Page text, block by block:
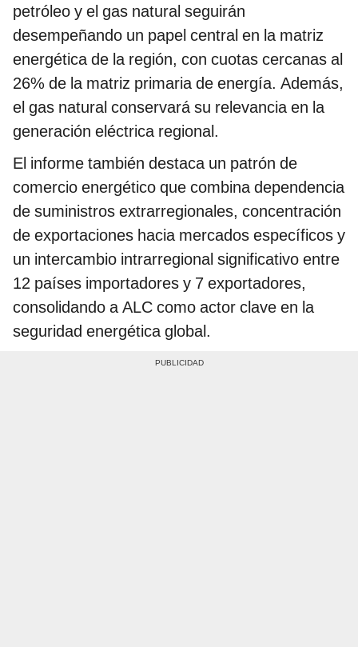
petróleo y el gas natural seguirán
desempeñando un papel central en la matriz
energética de la región, con cuotas cercanas al
26% de la matriz primaria de energía. Además,
el gas natural conservará su relevancia en la
generación eléctrica regional.
El informe también destaca un patrón de
comercio energético que combina dependencia
de suministros extrarregionales, concentración
de exportaciones hacia mercados específicos y
un intercambio intrarregional significativo entre
12 países importadores y 7 exportadores,
consolidando a ALC como actor clave en la
seguridad energética global.